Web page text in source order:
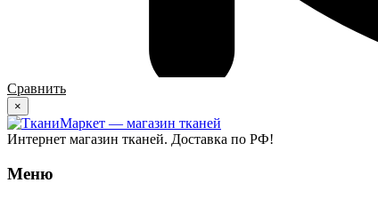
Сравнить
×
Интернет магазин тканей. Доставка по РФ!
Меню